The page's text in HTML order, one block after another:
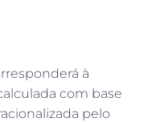
à
com base
pelo